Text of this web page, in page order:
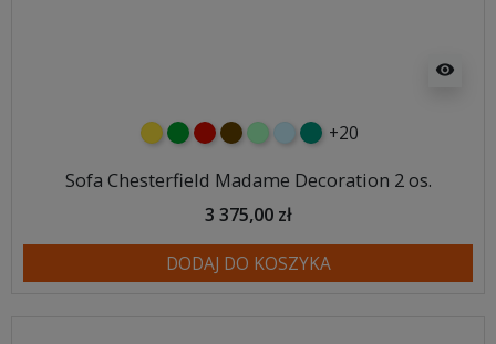
visibility
żółtyzielonyczerwony
czekoladowy
miętowybłękitny
turkusowy
+20
Sofa Chesterfield Madame Decoration 2 os.
3 375,00 zł
DODAJ DO KOSZYKA